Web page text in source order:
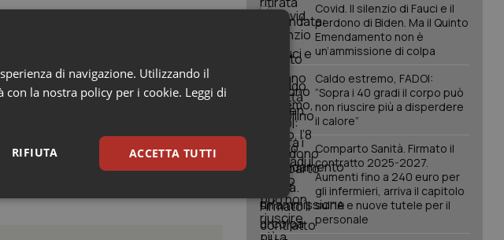
sfide”
della sanità veneta”
Covid. Il silenzio di Fauci e il
perdono di Biden. Ma il Quinto
Emendamento non è
un’ammissione di colpa
Caldo estremo, FADOI:
“Sopra i 40 gradi il corpo può
non riuscire più a disperdere
il calore”
Comparto Sanità. Firmato il
contratto 2025-2027.
Aumenti fino a 240 euro per
gli infermieri, arriva il capitolo
sull'IA e nuove tutele per il
personale
di navigazione. Utilizzando il
la nostra policy per i cookie. Leggi di
ACCETTA TUTTI
RIFIUTA
Marketing